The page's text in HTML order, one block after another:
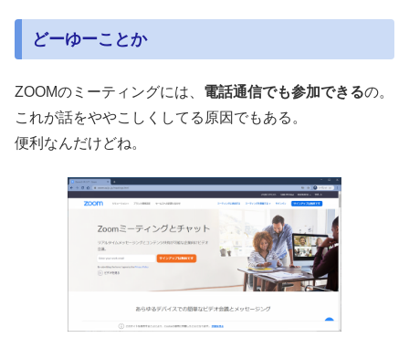
どーゆーことか
ZOOMのミーティングには、 電話通信でも参加できるの。
これが話をややこしくしてる原因でもある。
便利なんだけどね。